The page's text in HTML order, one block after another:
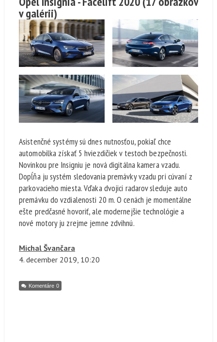
v galérii)
Asistenčné systémy sú dnes nutnosťou, pokiaľ chce
automobilka získať 5 hviezdičiek v testoch bezpečnosti.
Novinkou pre Insigniu je nová digitálna kamera vzadu.
Dopĺňa ju systém sledovania premávky vzadu pri cúvaní z
parkovacieho miesta. Vďaka dvojici radarov sleduje auto
premávku do vzdialenosti 20 m. O cenách je momentálne
ešte predčasné hovoriť, ale modernejšie technológie a
nové motory ju zrejme jemne zdvihnú.
Michal Švančara
4. december 2019, 10:20
Komentáre 0